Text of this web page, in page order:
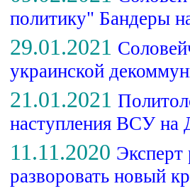
политику" Бандеры
29.01.2021
украинской
21.01.2021
наступления ВСУ на
11.11.2020 Эксперт
разворовать новый